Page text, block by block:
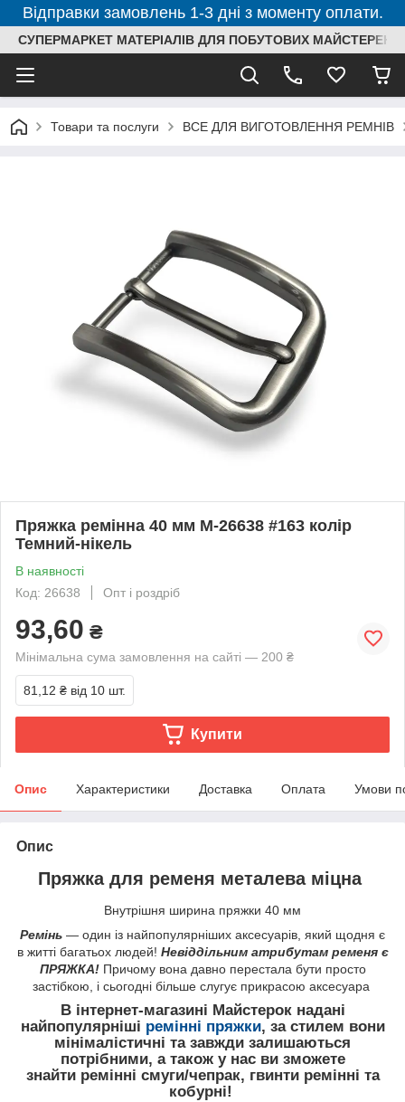
Відправки замовлень 1-3 дні з моменту оплати.
СУПЕРМАРКЕТ МАТЕРІАЛІВ ДЛЯ ПОБУТОВИХ МАЙСТЕРЕНЬ
Товари та послуги ВСЕ ДЛЯ ВИГОТОВЛЕННЯ РЕМНІВ
Пряжка ремінна 40 мм М-26638 #163 колір
Темний-нікель
В наявності
Код: 26638
Опт і роздріб
93,60 ₴
Мінімальна сума замовлення на сайті — 200 ₴
81,12 ₴ від 10 шт.
Купити
Опис Характеристики Доставка Оплата Умови
Опис
Пряжка для ременя металева міцна
Внутрішня ширина пряжки 40 мм
Ремінь — один із найпопулярніших аксесуарів, який щодня є
в житті багатьох людей! Невіддільним атрибутам ременя є
ПРЯЖКА! Причому вона давно перестала бути просто
застібкою, і сьогодні більше слугує прикрасою аксесуара
В інтернет-магазині Майстерок надані
найпопулярніші ремінні пряжки, за стилем вони
мінімалістичні та завжди залишаються
потрібними, а також у нас ви зможете
знайти ремінні смуги/чепрак, гвинти ремінні та
кобурні!